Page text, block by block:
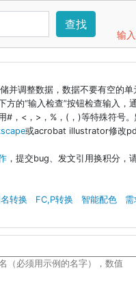
查找
输
并调整数据，数据不要有空的单
方的“输入检查”按钮检查输入，
#，<，>，%，(，)等特殊符号
或acrobat illustrator修改
，提交bug、发文引用换积分，
转换 FC,P转换 智能配色